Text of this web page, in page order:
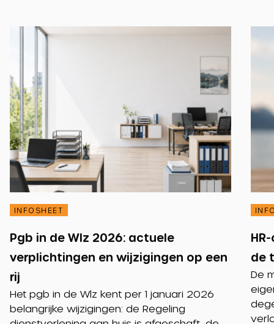
INFOSHEET
Pgb in de Wlz 2026: actuele
verplichtingen en wijzigingen op een
rij
Het pgb in de Wlz kent per 1 januari 2026
belangrijke wijzigingen: de Regeling
de
De